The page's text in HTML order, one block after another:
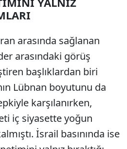
arasında sağlanan
arasındaki görüş
başlıklardan biri
Lübnan boyutunu da
karşılanırken,
iç siyasette yoğun
İsrail basınında ise